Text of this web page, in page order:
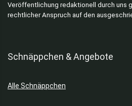
Veröffentlichung redaktionell durch uns
rechtlicher Anspruch auf den
Schnäppchen & Angebote
Alle Schnäppchen